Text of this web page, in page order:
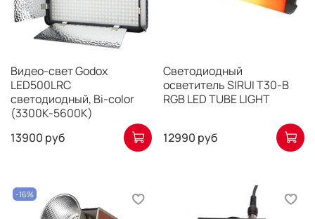
Видео-свет Godox
LED500LRC
светодиодный, Bi-color
(3300K-5600K)
13900 руб
Светодиодный
осветитель SIRUI T30-B
RGB LED TUBE LIGHT
12990 руб
-16%